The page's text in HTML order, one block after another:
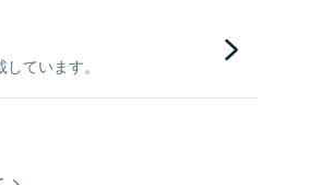
ています。